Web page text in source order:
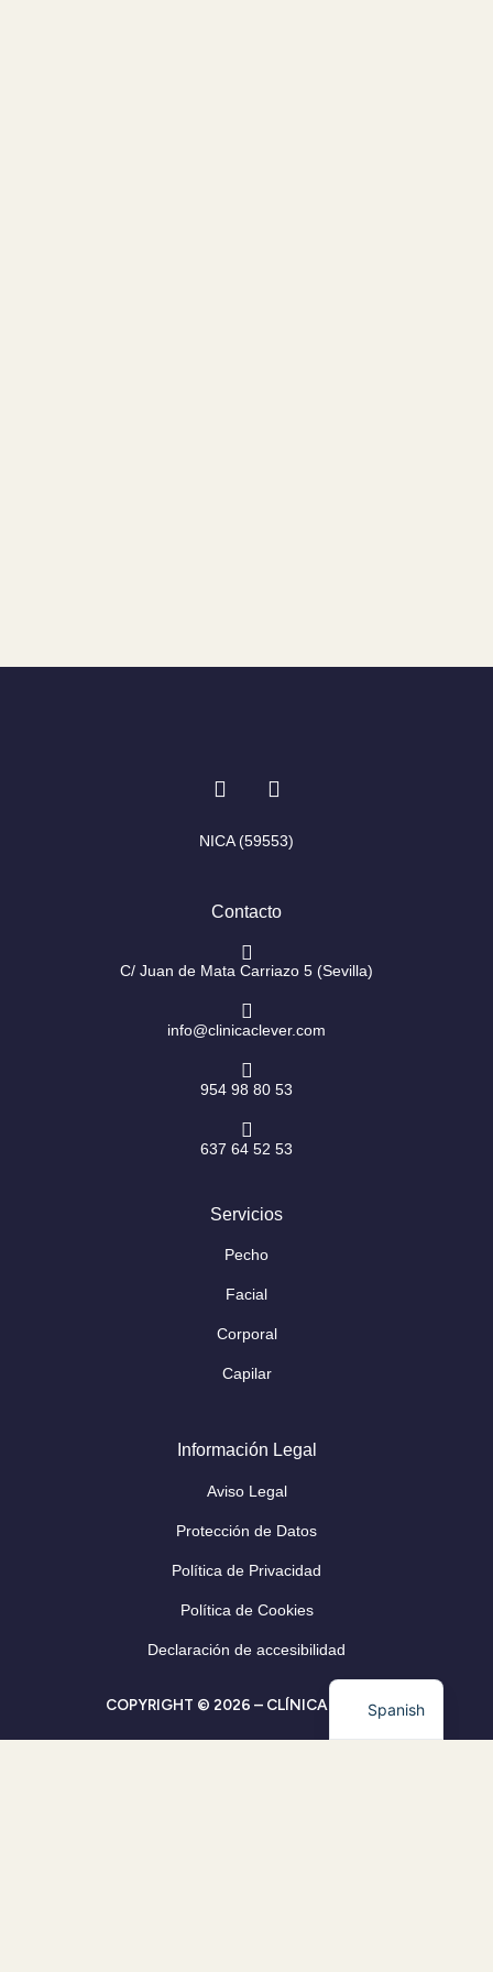
I
n
t
r
F
a
e
o
f
NICA (59553)
Contacto
C/ Juan de Mata Carriazo 5 (Sevilla)
info@clinicaclever.com
954 98 80 53
637 64 52 53
Servicios
Pecho
Facial
Corporal
Capilar
Información Legal
Aviso Legal
Protección de Datos
Política de Privacidad
Política de Cookies
Declaración de accesibilidad
COPYRIGHT © 2026 – CLÍNICA CLEVERSpanish